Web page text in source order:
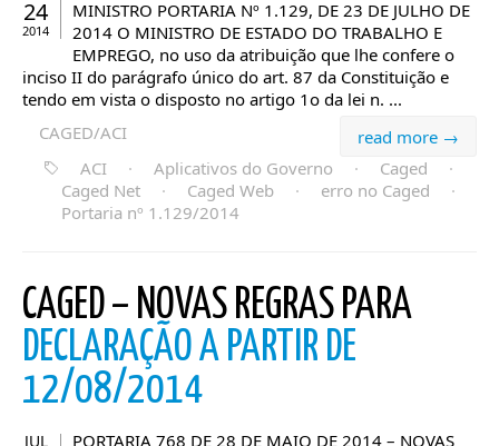
24
2014
MINISTRO PORTARIA Nº 1.129, DE 23 DE JULHO DE
2014 O MINISTRO DE ESTADO DO TRABALHO E
EMPREGO, no uso da atribuição que lhe confere o
inciso II do parágrafo único do art. 87 da Constituição e
tendo em vista o disposto no artigo 1o da lei n. ...
read more →
CAGED/ACI
ACI
· Aplicativos do Governo · Caged
·
Caged Net
· Caged Web · erro no Caged
·
Portaria nº 1.129/2014
CAGED – NOVAS REGRAS PARA
DECLARAÇÃO A PARTIR DE
12/08/2014
JUL PORTARIA 768 DE 28 DE MAIO DE 2014 – NOVAS